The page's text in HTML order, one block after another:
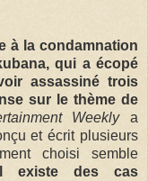
à la condamnation
qui a écopé
assassiné trois
sur le thème de
Weeklya
et écrit plusieurs
choisi semble
existe des cas